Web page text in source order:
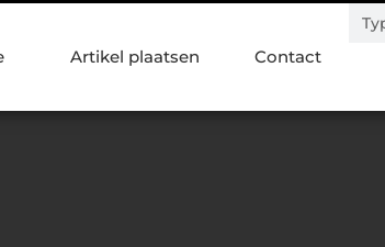
Artikel plaatsen Contact